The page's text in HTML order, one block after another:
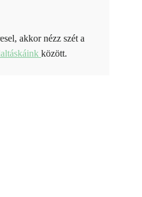
akkor nézz szét a
között.